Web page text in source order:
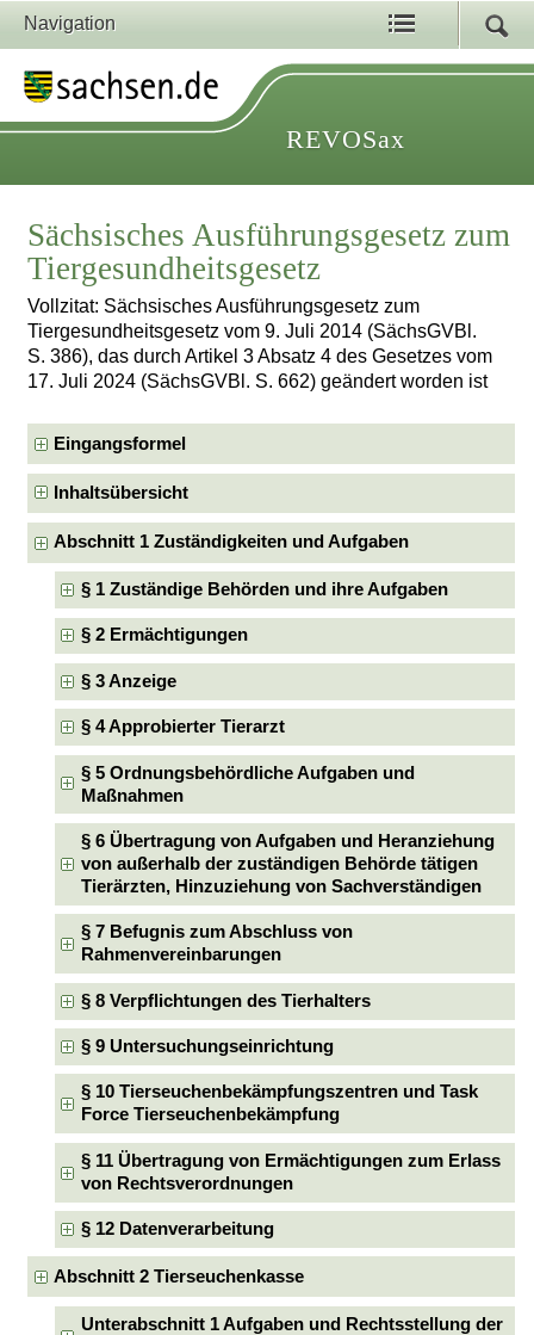
Navigation
REVOSax
Sächsisches Ausführungsgesetz zum
Tiergesundheitsgesetz
Vollzitat: Sächsisches Ausführungsgesetz zum
Tiergesundheitsgesetz vom 9. Juli 2014 (SächsGVBl.
S. 386), das durch Artikel 3 Absatz 4 des Gesetzes vom
17. Juli 2024 (SächsGVBl. S. 662) geändert worden ist
Eingangsformel
Inhaltsübersicht
Abschnitt 1 Zuständigkeiten und Aufgaben
§ 1 Zuständige Behörden und ihre Aufgaben
§ 2 Ermächtigungen
§ 3 Anzeige
§ 4 Approbierter Tierarzt
§ 5 Ordnungsbehördliche Aufgaben und
Maßnahmen
§ 6 Übertragung von Aufgaben und Heranziehung
von außerhalb der zuständigen Behörde tätigen
Tierärzten, Hinzuziehung von Sachverständigen
§ 7 Befugnis zum Abschluss von
Rahmenvereinbarungen
§ 8 Verpflichtungen des Tierhalters
§ 9 Untersuchungseinrichtung
§ 10 Tierseuchenbekämpfungszentren und Task
Force Tierseuchenbekämpfung
§ 11 Übertragung von Ermächtigungen zum Erlass
von Rechtsverordnungen
§ 12 Datenverarbeitung
Abschnitt 2 Tierseuchenkasse
Unterabschnitt 1 Aufgaben und Rechtsstellung der